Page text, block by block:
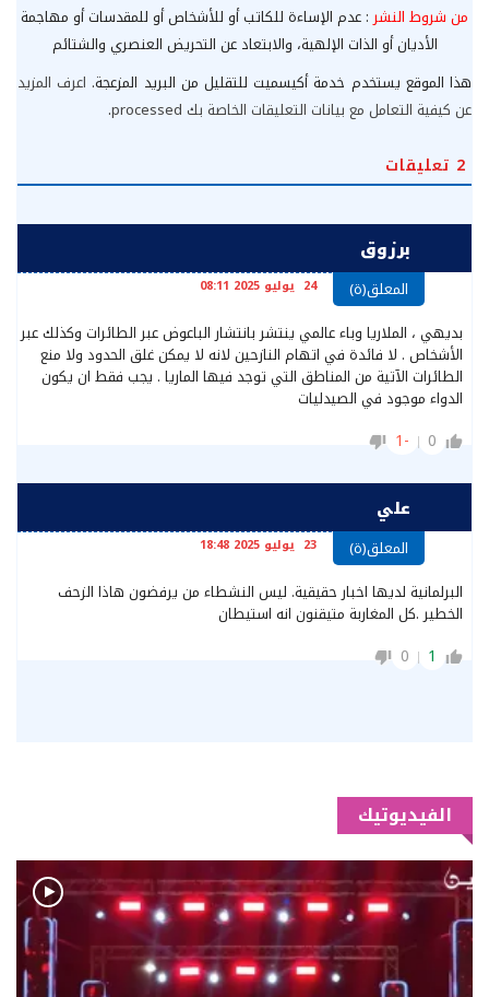
من شروط النشر: عدم الإساءة للكاتب أو للأشخاص أو للمقدسات أو مهاجمة
الأديان أو الذات الإلهية، والابتعاد عن التحريض العنصري والشتائم
هذا الموقع يستخدم خدمة أكيسميت للتقليل من البريد المزعجة. اعرف المزيد
عن كيفية التعامل مع بيانات التعليقات الخاصة بك processed
.
2 تعليقات
برزوق
المعلق(ة) 24 يوليو 2025 08:11
بديهي ، الملاريا وباء عالمي ينتشر بانتشار الباعوض عبر الطائرات وكذلك عبر
الأشخاص . لا فائدة في اتهام النازحين لانه لا يمكن غلق الحدود ولا منع
الطائرات الآتية من المناطق التي توجد فيها الماريا . يجب فقط ان يكون
الدواء موجود في الصيدليات
0
-1
علي
المعلق(ة) 23 يوليو 2025 18:48
البرلمانية لديها اخبار حقيقية. ليس النشطاء من يرفضون هاذا الزحف
الخطير .كل المغاربة متيقنون انه استيطان
1
0
الفيديوتيك